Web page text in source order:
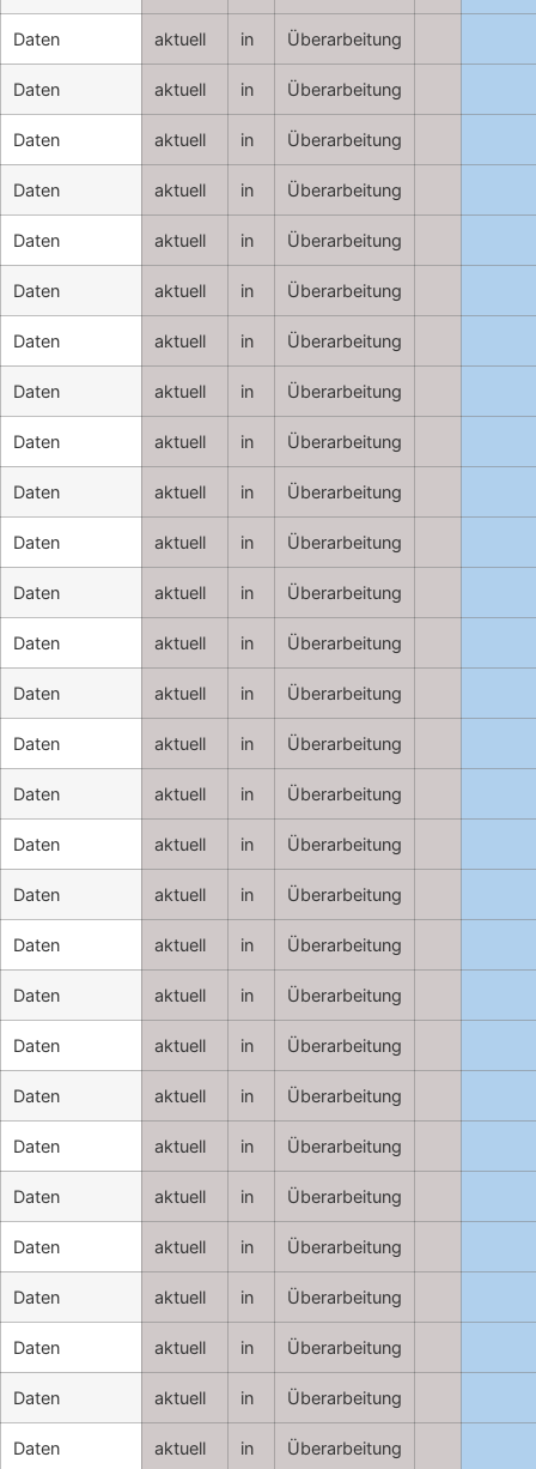
Daten aktuell in Überarbeitung
Daten aktuell in Überarbeitung
Daten aktuell in Überarbeitung
Daten aktuell in Überarbeitung
Daten aktuell in Überarbeitung
Daten aktuell in Überarbeitung
Daten aktuell in Überarbeitung
Daten aktuell in Überarbeitung
Daten aktuell in Überarbeitung
Daten aktuell in Überarbeitung
Daten aktuell in Überarbeitung
Daten aktuell in Überarbeitung
Daten aktuell in Überarbeitung
Daten aktuell in Überarbeitung
Daten aktuell in Überarbeitung
Daten aktuell in Überarbeitung
Daten aktuell in Überarbeitung
Daten aktuell in Überarbeitung
Daten aktuell in Überarbeitung
Daten aktuell in Überarbeitung
Daten aktuell in Überarbeitung
Daten aktuell in Überarbeitung
Daten aktuell in Überarbeitung
Daten aktuell in Überarbeitung
Daten aktuell in Überarbeitung
Daten aktuell in Überarbeitung
Daten aktuell in Überarbeitung
Daten aktuell in Überarbeitung
Daten aktuell in Überarbeitung